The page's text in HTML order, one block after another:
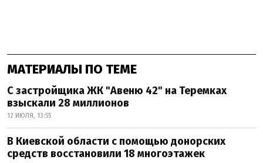
МАТЕРИАЛЫ ПО ТЕМЕ
С застройщика ЖК "Авеню 42" на Теремках
взыскали 28 миллионов
12 ИЮЛЯ, 13:55
В Киевской области с помощью донорских
средств восстановили 18 многоэтажек